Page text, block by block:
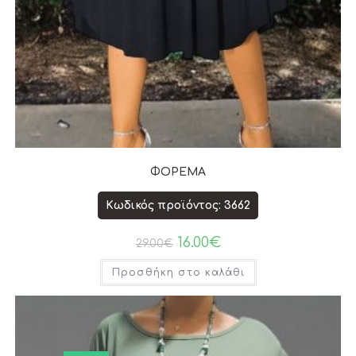
ΦΟΡΕΜΑ
Κωδικός προϊόντος: 3662
29.00€ 16.00€
Προσθήκη στο καλάθι